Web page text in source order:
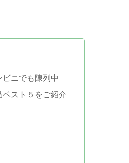
ニでも陳列中
ベスト５をご紹介